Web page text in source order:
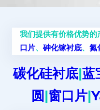
我们提供有价格优势的
口片、 砷化镓衬底、 氮
碳化硅衬底|蓝
圆|窗口片|